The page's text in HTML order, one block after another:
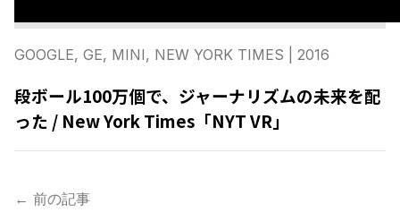
GOOGLE, GE, MINI, NEW YORK TIMES | 2016
段ボール100万個で、ジャーナリズムの未来を配
った / New York Times「NYT VR」
← 前の記事